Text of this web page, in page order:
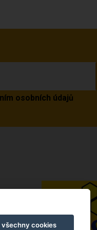
osobních údajů
všechny cookies